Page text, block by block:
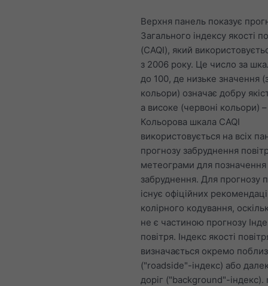
Верхня панель показує
Загального індексу якості
(CAQI), який
з 2006 року. Це число за
до 100, де низьке значення
кольори) означає добру
а високе (червоні кольори)
Кольорова шкала CAQI
використовується на всіх
прогнозу забруднення
метеограми для позначення
забруднення. Для прогнозу
існує офіційних
колірного кодування,
не є частиною прогнозу
повітря. Індекс якості
визначається окремо
("roadside"-індекс) або
доріг ("background"-